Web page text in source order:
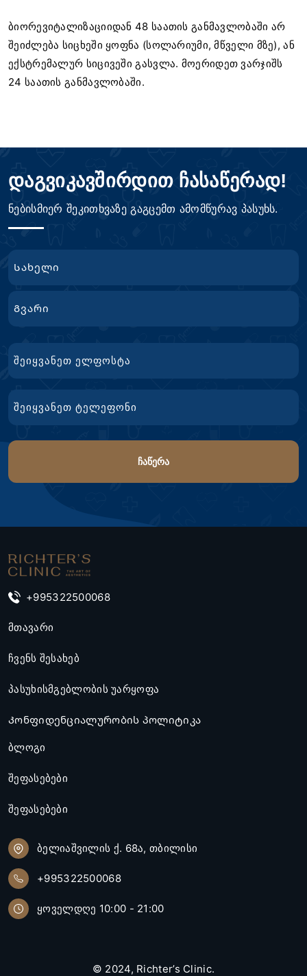
ბიორევიტალიზაციიდან 48 საათის განმავლობაში არ
შეიძლება სიცხეში ყოფნა (სოლარიუმი, მწველი მზე), ან
ექსტრემალურ სიცივეში გასვლა. მოერიდეთ ვარჯიშს
24 საათის განმავლობაში.
დაგვიკავშირდით ჩასაწერად!
ნებისმიერ შეკითხვაზე გაგცემთ ამომწურავ პასუხს.
Name
+995322500068
მთავარი
ჩვენს შესახებ
პასუხისმგებლობის უარყოფა
Კონფიდენციალურობის პოლიტიკა
ბლოგი
შეფასებები
შეფასებები
ბელიაშვილის ქ. 68ა, თბილისი
+995322500068
ყოველდღე 10:00 - 21:00
© 2024, Richter’s Clinic.